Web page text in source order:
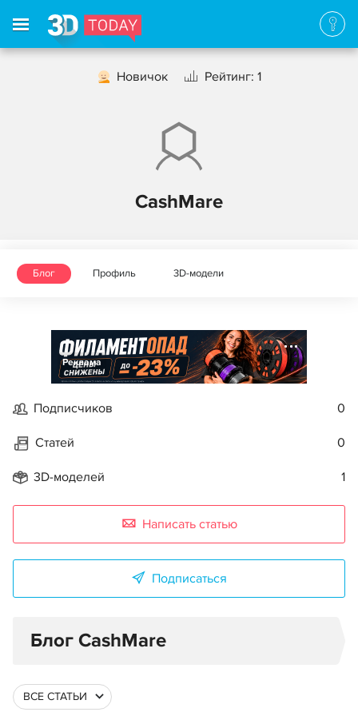
Новичок Рейтинг: 1
CashMare
Блог Профиль 3D-модели
Реклама
Подписчиков 0
Статей 0
3D-моделей 1
Написать статью
Подписаться
Блог CashMare
ВСЕ СТАТЬИ